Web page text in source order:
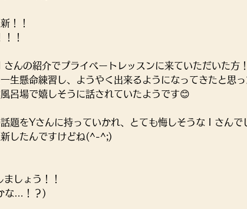
！！
！
んの紹介でプライベートレッスンに来ていただいた方！
一生懸命練習し、ようやく出来るようになってきたと思
呂場で嬉しそうに話されていたようです😊
題をYさんに持っていかれ、とても悔しそうなＩさんで
したんですけどね(^-^;)
しょう！！
な…！？)